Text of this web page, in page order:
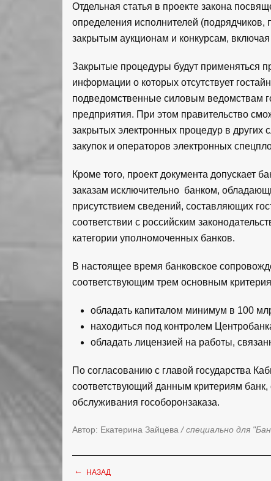
Отдельная статья в проекте закона
определения исполнителей
закрытым аукционам и конкурсам,
Закрытые процедуры будут применяться
информации о которых отсутствует
подведомственные силовым ведомствам
предприятия. При этом правительство
закрытых электронных процедур в других
закупок и операторов электронных
Кроме того, проект документа допускает
заказам исключительно банком,
присутствием сведений, составляющих
соответствии с российским
категории уполномоченных банков.
В настоящее время банковское
соответствующим трем основным
обладать капиталом минимум в 100
находиться под контролем
обладать лицензией на работы,
По согласованию с главой государства
соответствующий данным критериям
обслуживания гособоронзаказа.
Автор: Екатерина Зайцева/ специально для
← НАЗАД